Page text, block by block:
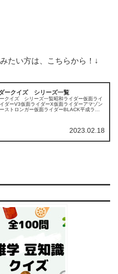
たい方は、こちらから！↓
ークイズ シリーズ一覧
クイズ シリーズ一覧昭和ライダー仮面ライ
ダーV3仮面ライダーX仮面ライダーアマゾン
ストロンガー仮面ライダーBLACK平成ライ
2023.02.18